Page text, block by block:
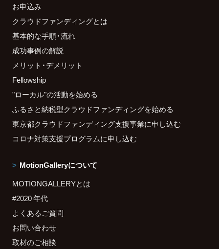
お申込み
クラウドファンディングとは
基本的な手順・流れ
成功事例の解説
メリット・デメリット
Fellowship
"ローカル"の活動を始める
ふるさと納税型クラウドファンディングを始める
東京都クラウドファンディング支援事業に申し込む
コロナ対策支援プログラムに申し込む
MotionGalleryについて
MOTIONGALLERYとは
#2020 年代
よくあるご質問
お問い合わせ
取材のご相談